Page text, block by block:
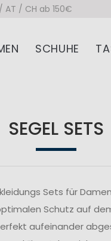
AT / CH ab 150€
SCHUHE
SEGEL SETS
Sets für
Schutz auf
aufeinander